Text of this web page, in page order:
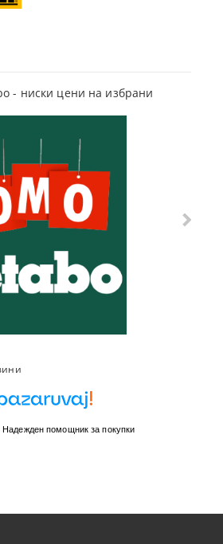
- ниски цени на избрани
Надежден помощник за покупки